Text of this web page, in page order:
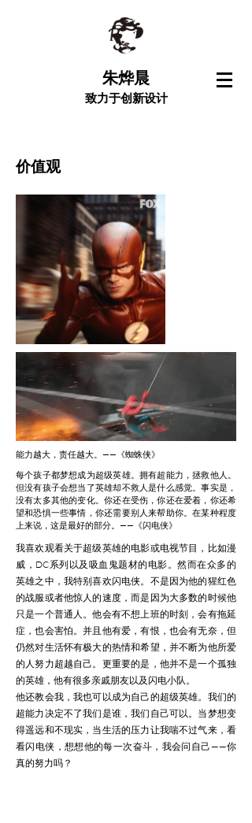
朱烨晨
致力于创新设计
​价值观
能力越大，责任越大。——《蜘蛛侠》
每个孩子都梦想成为超级英雄。拥有超能力，拯救他人。
但没有孩子会想当了英雄却不救人是什么感觉。事实是，
没有太多其他的变化。你还在受伤，你还在爱着，你还希
望和恐惧一些事情，你还需要别人来帮助你。在某种程度
上来说，这是最好的部分。——《闪电侠》
我喜欢观看关于超级英雄的电影或电视节目，比如漫
威，DC系列以及吸血鬼题材的电影。然而在众多的
英雄之中，我特别喜欢闪电侠。不是因为他的猩红色
的战服或者他惊人的速度，而是因为大多数的时候他
只是一个普通人。他会有不想上班的时刻，会有拖延
症，也会害怕。并且他有爱，有恨，也会有无奈，但
仍然对生活怀有极大的热情和希望，并不断为他所爱
的人努力超越自己。更重要的是，他并不是一个孤独
的英雄，他有很多亲戚朋友以及闪电小队。
他还教会我，我也可以成为自己的超级英雄。我们的
超能力决定不了我们是谁，我们自己可以。当梦想变
得遥远和不现实，当生活的压力让我喘不过气来，看
看闪电侠，想想他的每一次奋斗，我会问自己——你
真的努力吗？